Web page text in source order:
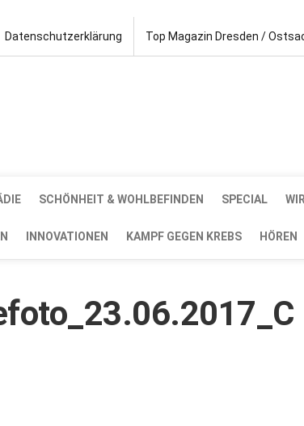
Datenschutzerklärung Top Magazin Dresden /
SCHÖNHEIT & WOHLBEFINDEN SPECIAL
INNOVATIONEN KAMPF GEGEN KREBS HÖREN